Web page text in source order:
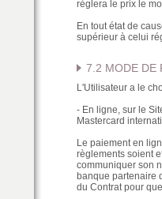
règlera le prix le
En tout état de
supérieur à celui
7.2 MODE DE
L'Utilisateur a le
- En ligne, sur le
Mastercard
Le paiement en
règlements soient
communiquer son
banque partenaire
du Contrat pour